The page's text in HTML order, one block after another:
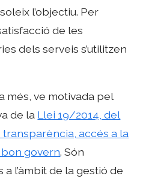
l’objectiu. Per
de les
dels serveis s’utilitzen
més, ve motivada pel
de la Llei 19/2014, del
accés a la
govern. Són
l’àmbit de la gestió de